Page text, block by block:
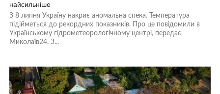
найсильніше
З 8 липня Україну накриє аномальна спека. Температура
підійметься до рекордних показників. Про це повідомили в
Українському гідрометеорологічному центрі, передає
Миколаїв24. З...